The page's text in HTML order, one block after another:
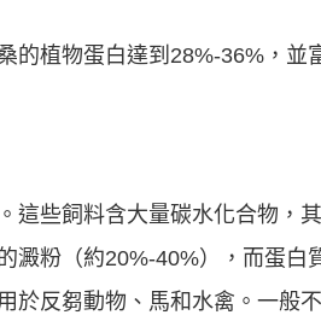
植物蛋白達到28%-36%，並
這些飼料含大量碳水化合物，
粉（約20%-40%），而蛋白
於反芻動物、馬和水禽。一般